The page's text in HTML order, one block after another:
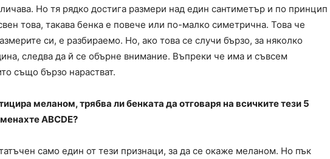
Но тя рядко достига размери над един сантиметър и по принцип
това, такава бенка е повече или по-малко симетрична. Това че
си, е разбираемо. Но, ако това се случи бързо, за няколко
следва да й се обърне внимание. Въпреки че има и съвсем
също бързо нарастват.
меланом, трябва ли бенката да отговаря на всичките тези 5
ABCDE?
само един от тези признаци, за да се окаже меланом. Но пък